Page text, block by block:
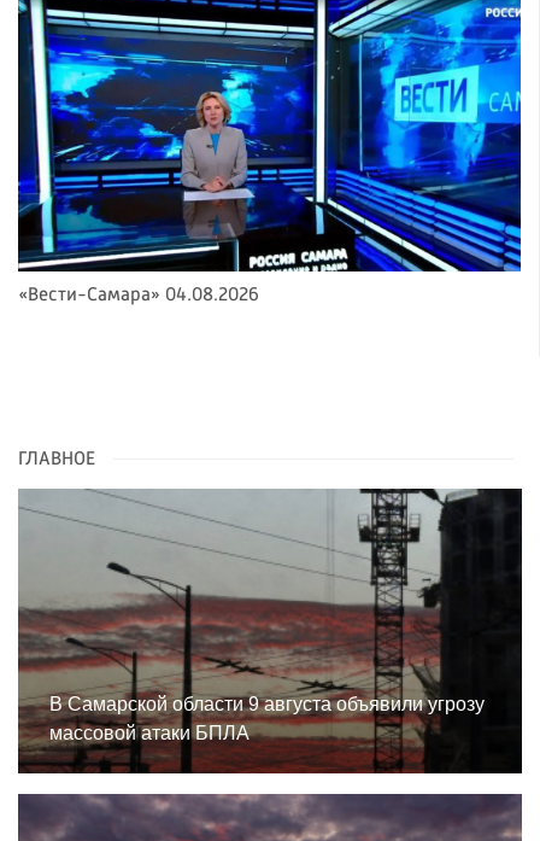
«Вести-Самара» 04.08.2026
ГЛАВНОЕ
В Самарской области 9 августа объявили угрозу
массовой атаки БПЛА